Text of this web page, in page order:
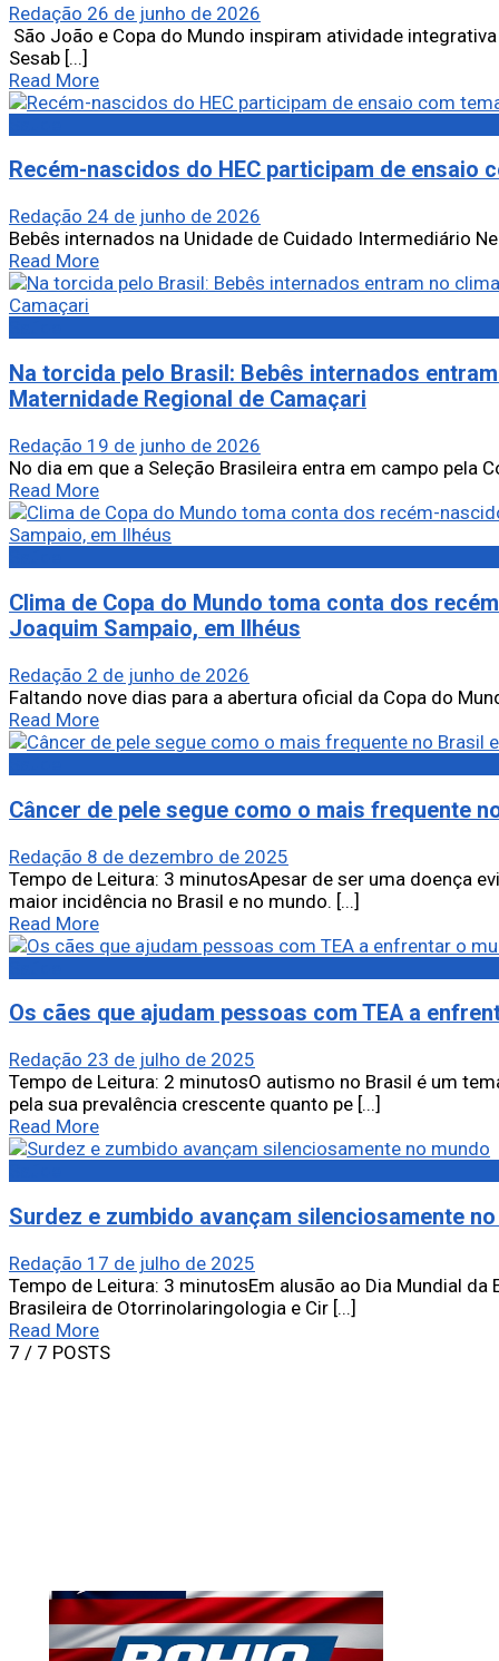
Redação 26 de junho de 2026
São João e Copa do Mundo inspiram atividade
Sesab [...]
Read More
Recém-nascidos do HEC participam de ensaio
Redação 24 de junho de 2026
Bebês internados na Unidade de Cuidado Intermediário
Read More
Na torcida pelo Brasil: Bebês internados
Maternidade Regional de Camaçari
Redação 19 de junho de 2026
No dia em que a Seleção Brasileira entra em campo pela
Read More
Clima de Copa do Mundo toma conta dos
Joaquim Sampaio, em Ilhéus
Redação 2 de junho de 2026
Faltando nove dias para a abertura oficial da Copa do
Read More
Câncer de pele segue como o mais frequente
Redação 8 de dezembro de 2025
Tempo de Leitura: 3 minutosApesar de ser uma doença
maior incidência no Brasil e no mundo. [...]
Read More
Os cães que ajudam pessoas com TEA a
Redação 23 de julho de 2025
Tempo de Leitura: 2 minutosO autismo no Brasil é um
pela sua prevalência crescente quanto pe [...]
Read More
Surdez e zumbido avançam silenciosamente
Redação 17 de julho de 2025
Tempo de Leitura: 3 minutosEm alusão ao Dia Mundial
Brasileira de Otorrinolaringologia e Cir [...]
Read More
7 / 7 POSTS